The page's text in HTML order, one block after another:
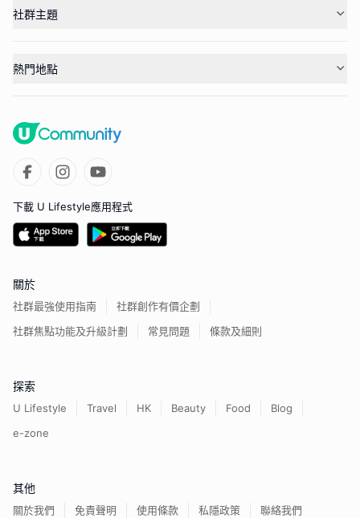
社群主題
熱門地點
下載 U Lifestyle應用程式
關於
社群最強使用指南
社群創作有價企劃
社群焦點功能及升級計劃
常見問題 條款及細則
探索
U Lifestyle Travel HK Beauty Food
Blog
e-zone
其他
關於我們 免責聲明 使用條款 私隱政策 聯絡我們